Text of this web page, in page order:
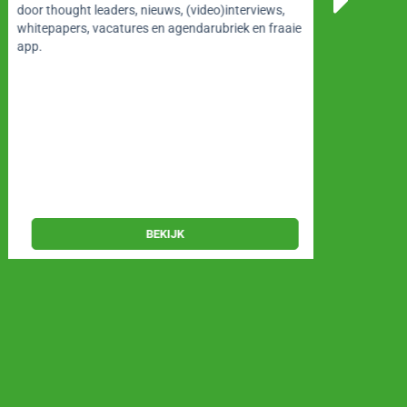
door thought leaders, nieuws, (video)interviews,
whitepapers, vacatures en agendarubriek en fraaie
app.
BEKIJK